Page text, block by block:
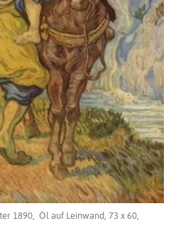
1890, Öl auf Leinwand, 73 x 60,